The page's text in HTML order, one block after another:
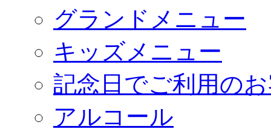
グランドメニュー
キッズメニュー
記念日でご利用の
アルコール